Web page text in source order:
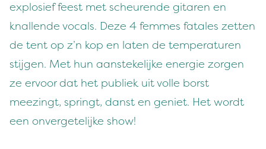
explosief feest met scheurende gitaren en
knallende vocals. Deze 4 femmes fatales zetten
de tent op z’n kop en laten de temperaturen
stijgen. Met hun aanstekelijke energie zorgen
ze ervoor dat het publiek uit volle borst
meezingt, springt, danst en geniet. Het wordt
een onvergetelijke show!